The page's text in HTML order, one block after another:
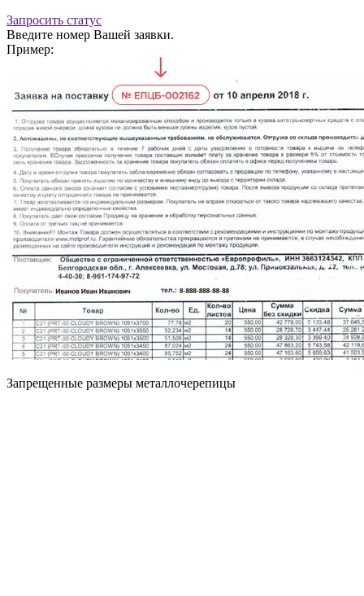
Запросить статус
Введите номер Вашей заявки.
Пример:
Запрещенные размеры металлочерепицы